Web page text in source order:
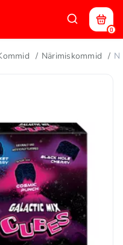
0
Närimiskommid